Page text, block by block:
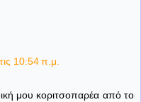
10:54 π.μ.
μου κοριτσοπαρέα από το